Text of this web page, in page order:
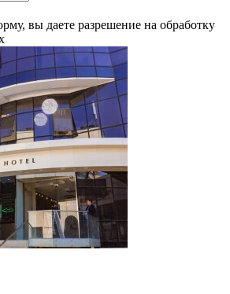
вы даете разрешение на обработку